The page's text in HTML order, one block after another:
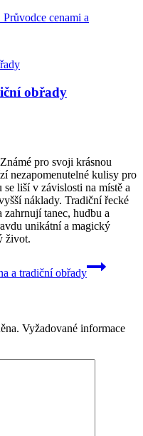
cenami a
obřady
pro svoji krásnou
nezapomenutelné kulisy pro
liší v závislosti na místě a
náklady. Tradiční řecké
tanec, hudbu a
unikátní a magický
život.
a tradiční obřady
Vyžadované informace